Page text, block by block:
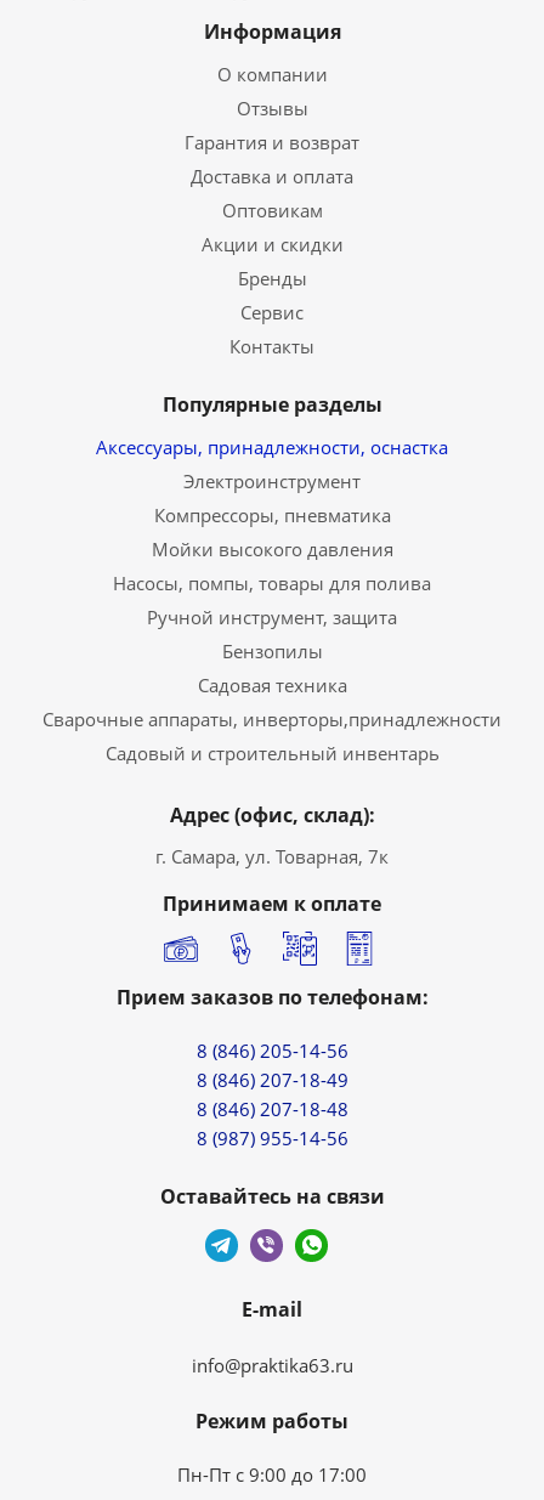
Информация
О компании
Отзывы
Гарантия и возврат
Доставка и оплата
Оптовикам
Акции и скидки
Бренды
Сервис
Контакты
Популярные разделы
Аксессуары, принадлежности, оснастка
Электроинструмент
Компрессоры, пневматика
Мойки высокого давления
Насосы, помпы, товары для полива
Ручной инструмент, защита
Бензопилы
Садовая техника
Сварочные аппараты, инверторы,принадлежности
Садовый и строительный инвентарь
Адрес (офис, склад):
г. Самара, ул. Товарная, 7к
Принимаем к оплате
Прием заказов по телефонам:
8 (846) 205-14-56
8 (846) 207-18-49
8 (846) 207-18-48
8 (987) 955-14-56
Оставайтесь на связи
E-mail
info@praktika63.ru
Режим работы
Пн-Пт с 9:00 до 17:00